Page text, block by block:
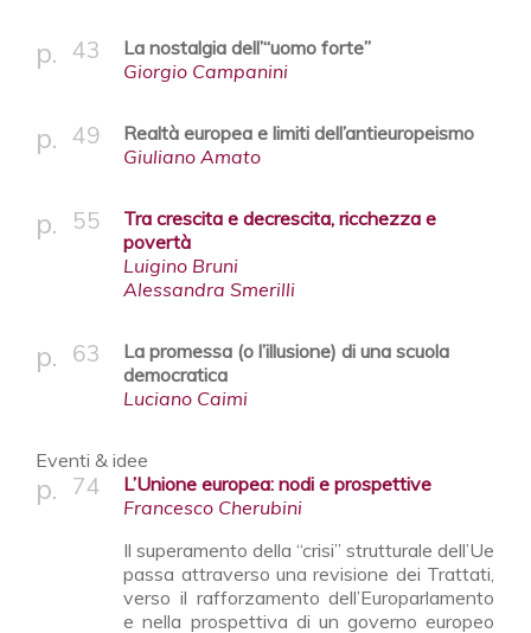
43
La nostalgia dell’“uomo forte”
Giorgio Campanini
49
Realtà europea e limiti dell’antieuropeismo
Giuliano Amato
55
Tra crescita e decrescita, ricchezza e
povertà
Luigino Bruni
Alessandra Smerilli
63
La promessa (o l’illusione) di una scuola
democratica
Luciano Caimi
Eventi & idee
74
L’Unione europea: nodi e prospettive
Francesco Cherubini
Il superamento della “crisi” strutturale dell’Ue
passa attraverso una revisione dei Trattati,
verso il rafforzamento dell’Europarlamento
e nella prospettiva di un governo europeo